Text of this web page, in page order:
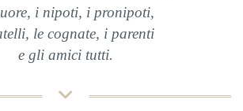
i nipoti, i pronipoti,
le cognate, i parenti
e gli amici tutti.